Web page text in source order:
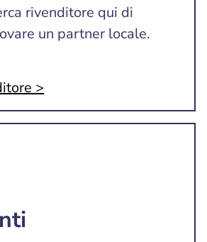
rivenditore qui di
un partner locale.
>